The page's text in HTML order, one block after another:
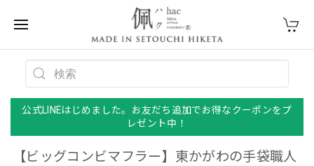
公式LINEはじめました。お友だち追加でお得なクーポンをプ
レゼント中！
【ビッグコンビマフラー】東かがわの手袋職人